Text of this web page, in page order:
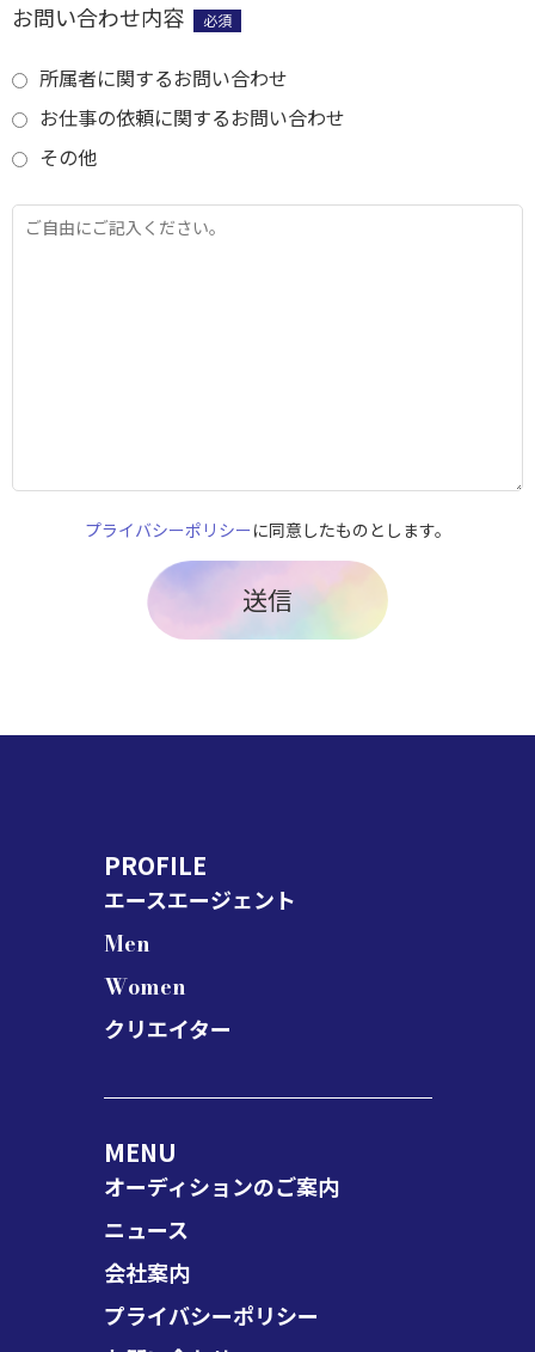
お問い合わせ内容 必須
所属者に関するお問い合わせ
お仕事の依頼に関するお問い合わせ
その他
プライバシーポリシーに同意したものとします。
PROFILE
エースエージェント
Men
Women
クリエイター
MENU
オーディションのご案内
ニュース
会社案内
プライバシーポリシー